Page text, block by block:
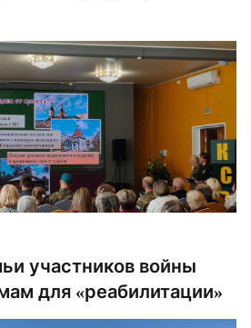
участников войны
для «реабилитации»